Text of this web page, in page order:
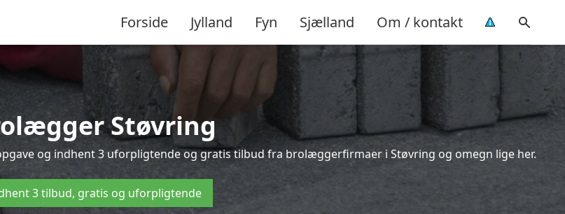
Forside Jylland Fyn Sjælland Om / kontakt
Støvring
og indhent 3 uforpligtende og gratis tilbud fra brolæggerfirmaer i Støvring og omegn lige her.
3 tilbud, gratis og uforpligtende